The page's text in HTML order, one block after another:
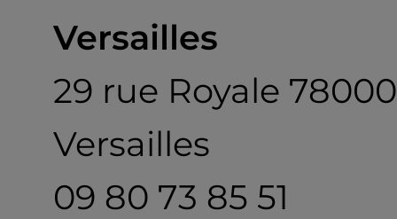
Versailles
29 rue Royale 78000
Versailles
09 80 73 85 51